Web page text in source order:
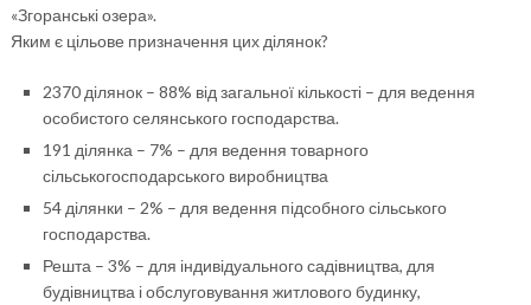
«Згоранські озера».
Яким є цільове призначення цих ділянок?
2370 ділянок – 88% від загальної кількості – для ведення
особистого селянського господарства.
191 ділянка – 7% – для ведення товарного
сільськогосподарського виробництва
54 ділянки – 2% – для ведення підсобного сільського
господарства.
Решта – 3% – для індивідуального садівництва, для
будівництва і обслуговування житлового будинку,